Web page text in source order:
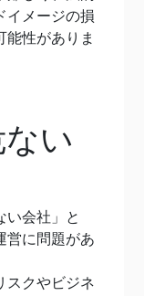
イメージの損
能性がありま
い
い会社」と
営に問題があ
スクやビジネ